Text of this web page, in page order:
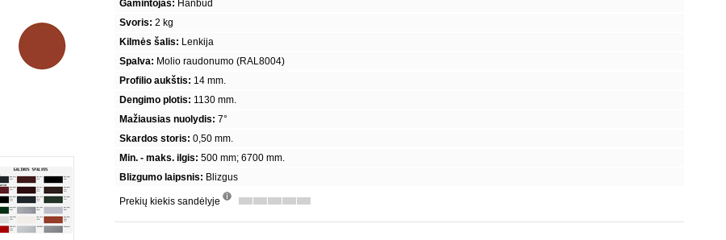
Gamintojas: Hanbud
Svoris: 2 kg
Kilmės šalis: Lenkija
Spalva: Molio raudonumo (RAL8004)
Profilio aukštis: 14 mm.
Dengimo plotis: 1130 mm.
Mažiausias nuolydis: 7°
Skardos storis: 0,50 mm.
Min. - maks. ilgis: 500 mm; 6700 mm.
Blizgumo laipsnis: Blizgus
Prekių kiekis sandėlyje